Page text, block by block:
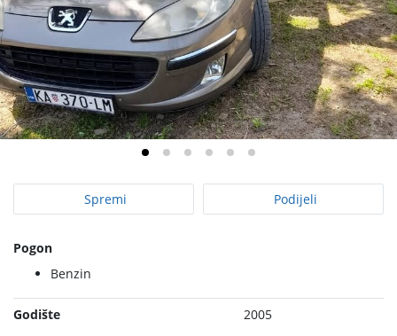
Spremi Podijeli
Pogon
Benzin
Godište 2005